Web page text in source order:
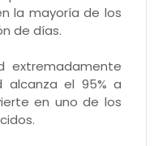
la mayoría de los
de días.
extremadamente
alcanza el 95% a
en uno de los